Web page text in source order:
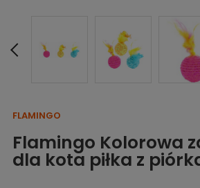
FLAMINGO
Flamingo Kolorowa
dla kota piłka z